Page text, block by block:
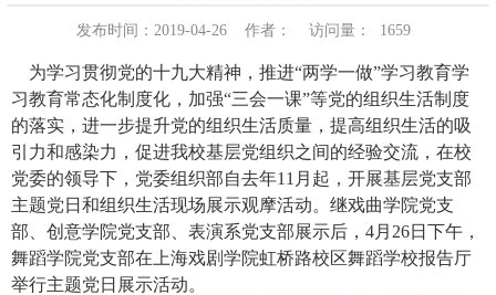
发布时间：2019-04-26 作者： 访问量： 1659
为学习贯彻党的十九大精神，推进“两学一做”学习教育学
习教育常态化制度化，加强“三会一课”等党的组织生活制度
的落实，进一步提升党的组织生活质量，提高组织生活的吸
引力和感染力，促进我校基层党组织之间的经验交流，在校
党委的领导下，党委组织部自去年11 月起，开展基层党支部
主题党日和组织生活现场展示观摩活动。继戏曲学院党支
部、创意学院党支部、表演系党支部展示后， 4月 26日下午，
舞蹈学院党支部在上海戏剧学院虹桥路校区舞蹈学校报告厅
举行主题党日展示活动。